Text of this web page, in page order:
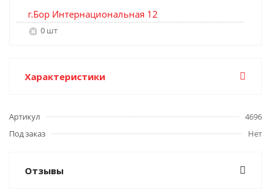
г.Бор Интернациональная 12
0 шт
Характеристики
Артикул
4696
Под заказ
Нет
Отзывы